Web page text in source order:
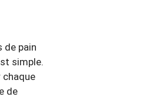
de pain
simple.
chaque
de